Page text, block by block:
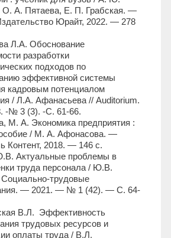
О. А. Пятаева, Е. П. Грабская. —
Юрайт, 2022. — 278
Л.А. Обоснование
разработки
подходов по
эффективной системы
кадровым потенциалом
/ Л.А. Афанасьева // Auditorium.
-№ 3 (3). -С. 61-66.
М. А. Экономика предприятия :
/ М. А. Афонасова. —
Контент, 2018. — 146 с.
Актуальные проблемы в
труда персонала / Ю.В.
трудовые
— 2021. — № 1 (42). — С. 64-
В.Л. Эффективность
трудовых ресурсов и
оплаты труда / В.Л.